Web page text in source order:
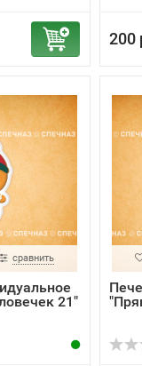
200
сравнить
21"